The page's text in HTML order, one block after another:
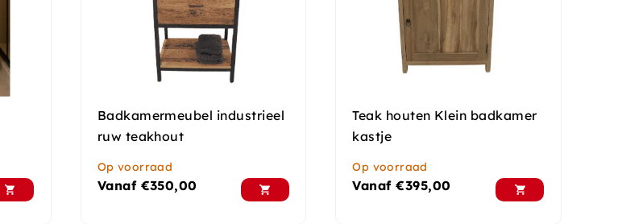
Badkamermeubel industrieel
ruw teakhout
Op voorraad
Vanaf €350,00
Teak houten Klein badkamer
kastje
Op voorraad
Vanaf€395,00